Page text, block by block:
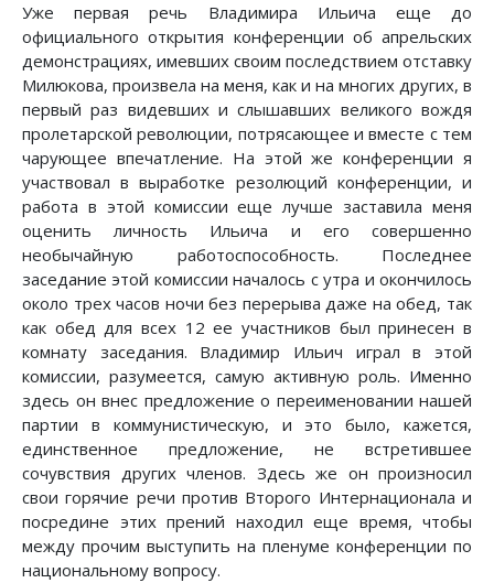
Уже первая речь Владимира Ильича еще до
официального открытия конференции об апрельских
демонстрациях, имевших своим последствием отставку
Милюкова, произвела на меня, как и на многих других, в
первый раз видевших и слышавших великого вождя
пролетарской революции, потрясающее и вместе с тем
чарующее впечатление. На этой же конференции я
участвовал в выработке резолюций конференции, и
работа в этой комиссии еще лучше заставила меня
оценить личность Ильича и его совершенно
необычайную работоспособность. Последнее
заседание этой комиссии началось с утра и окончилось
около трех часов ночи без перерыва даже на обед, так
как обед для всех 12 ее участников был принесен в
комнату заседания. Владимир Ильич играл в этой
комиссии, разумеется, самую активную роль. Именно
здесь он внес предложение о переименовании нашей
партии в коммунистическую, и это было, кажется,
единственное предложение, не встретившее
сочувствия других членов. Здесь же он произносил
свои горячие речи против Второго Интернационала и
посредине этих прений находил еще время, чтобы
между прочим выступить на пленуме конференции по
национальному вопросу.